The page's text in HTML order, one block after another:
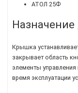
АТОЛ 25Ф
Назначение
Крышка
закрывает область
элементы
время эксплуатации